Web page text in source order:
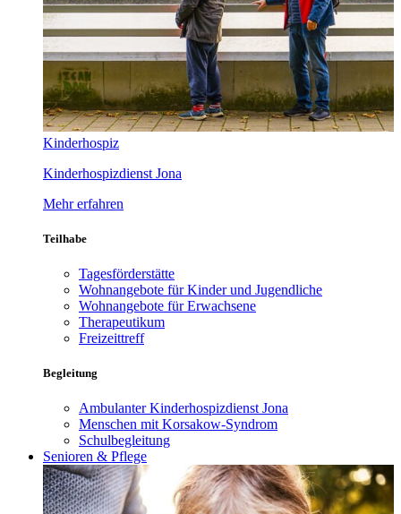
Kinderhospiz
Kinderhospizdienst Jona
Mehr erfahren
Teilhabe
Tagesförderstätte
Wohnangebote für Kinder und Jugendliche
Wohnangebote für Erwachsene
Therapeutikum
Freizeittreff
Begleitung
Ambulanter Kinderhospizdienst Jona
Menschen mit Korsakow-Syndrom
Schulbegleitung
Senioren & Pflege